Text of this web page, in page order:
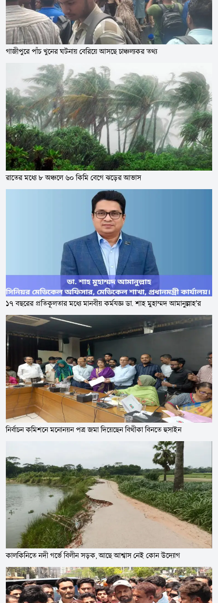
গাজীপুরে পাঁচ খুনের ঘটনায় বেরিয়ে আসছে চাঞ্চল্যকর তথ্য
রাতের মধ্যে ৮ অঞ্চলে ৬০ কিমি বেগে ঝড়ের আভাস
১৭ বছরের প্রতিকূলতার মধ্যে মানবীয় কর্মযজ্ঞ ডা. শাহ মুহাম্মদ আমানুল্লাহ'র
নির্বাচন কমিশনে মনোনয়ন পত্র জমা দিয়েছেন বিথীকা বিনতে হুসাইন
কালকিনিতে নদী গর্ভে বিলীন সড়ক, আছে আশ্বাস নেই কোন উদ্যোগ